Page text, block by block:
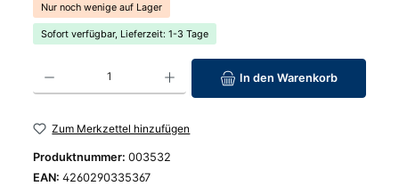
Nur noch wenige auf Lager
Sofort verfügbar, Lieferzeit: 1-3 Tage
Produkt Anzahl: Gib den gewünschten Wert ein oder benutze die
In den Warenkorb
Zum Merkzettel hinzufügen
Produktnummer: 003532
EAN: 4260290335367